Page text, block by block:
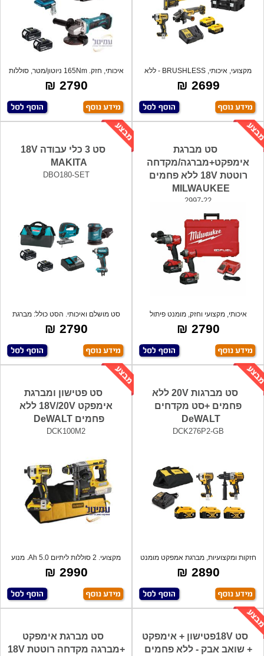
מקצועי, איכותי, BRUSHLESS - ללא
פחמים -
2699 ₪
איכותי, חזק. 165Nm ניוטון/מטר, סוללות
לי
2790 ₪
סט מברגת
אימפקט+מברגה/מקדחה
רוטטת 18V ללא פחמים
MILWAUKEE
2997-22
איכותי, מקצועי וחזק, מומנט פיתול
225Nm נ
2790 ₪
סט 3 כלי עבודה 18V
MAKITA
DBO180-SET
סט מושלם ואיכותי. הסט כולל: מברגת
אימפקט
2790 ₪
סט מברגות 20V ללא
פחמים +סט מקדחים
DeWALT
DCK276P2-GB
חזקות ומקצועיות, מברגת אמפקט מומנט
205Nm
2890 ₪
סט פטישון ומברגת
אימפקט 18V/20V ללא
פחמים DeWALT
DCK100M2
מקצועי. 2 סוללות ליתיום 5.0 Ah. מנוע
BRU
2990 ₪
סט 18Vפטישון + אימפקט
+ שואב אבק - ללא פחמים
סט מברגת אימפקט
+מברגה מקדחה רוטטת 18V